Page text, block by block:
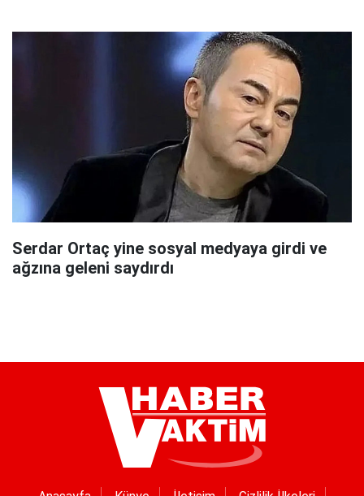
Serdar Ortaç yine sosyal medyaya girdi ve
ağzına geleni saydırdı